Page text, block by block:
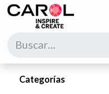
Ir al contenido
Categorías